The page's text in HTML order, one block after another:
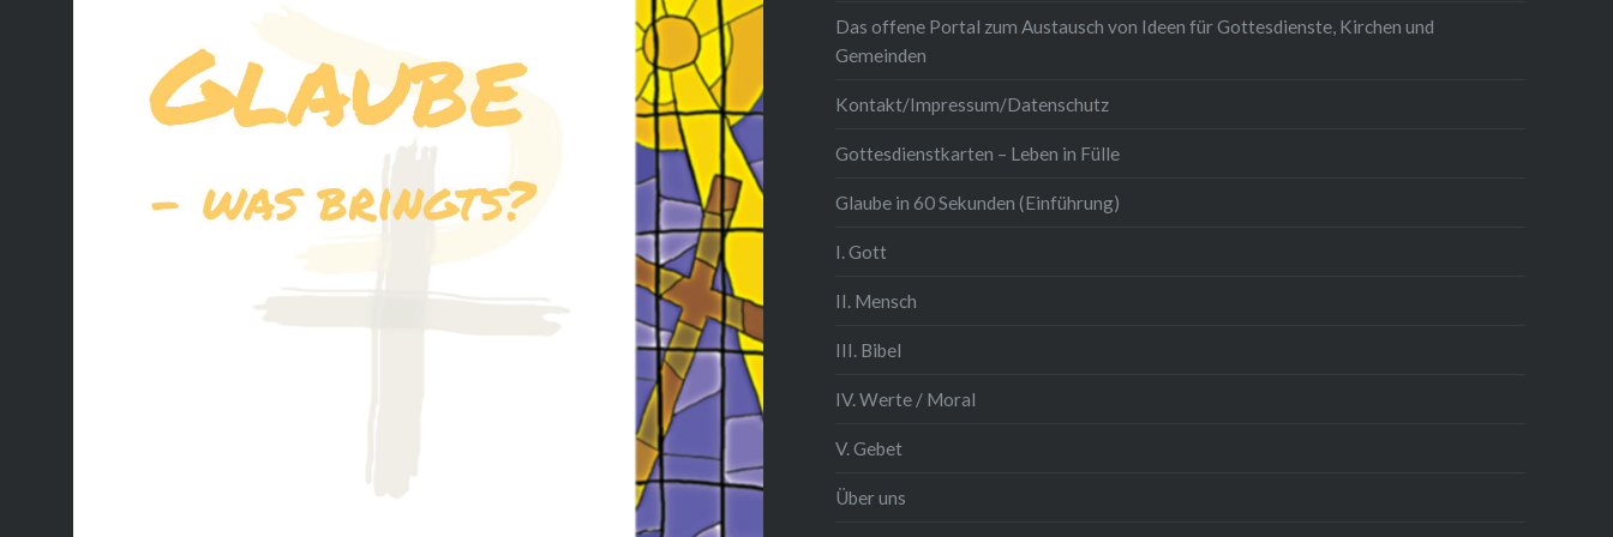
Evangelium Worüber Hänschen
lacht, dass vergißt Hans
nimmermehr und erzählt es
gern…
Das offene Portal zum Austausch von Ideen für Gottesdienste, Kirchen und
Gemeinden
Kontakt/Impressum/Datenschutz
Gottesdienstkarten – Leben in Fülle
Glaube in 60 Sekunden (Einführung)
I. Gott
II. Mensch
III. Bibel
IV. Werte / Moral
V. Gebet
Über uns